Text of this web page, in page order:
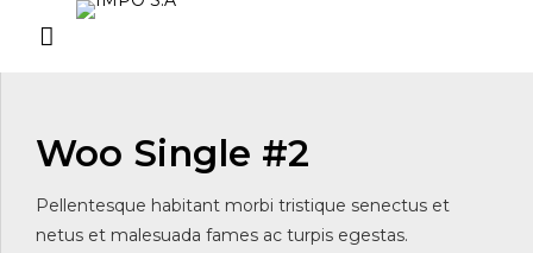
Woo Single #2
Pellentesque habitant morbi tristique senectus et
netus et malesuada fames ac turpis egestas.